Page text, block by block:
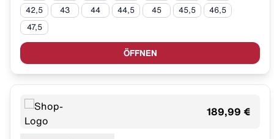
42,5 43 44 44,5 45 45,5 46,5
47,5
ÖFFNEN
189,99 €